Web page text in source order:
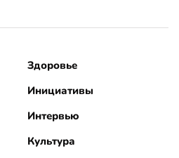
Здоровье
Инициативы
Интервью
Культура